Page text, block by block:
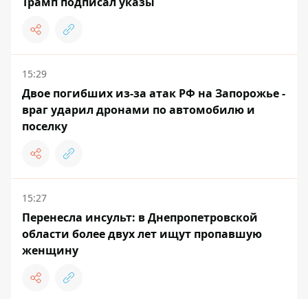
15:29
Двое погибших из-за атак РФ на Запорожье -
враг ударил дронами по автомобилю и
поселку
15:27
Перенесла инсульт: в Днепропетровской
области более двух лет ищут пропавшую
женщину